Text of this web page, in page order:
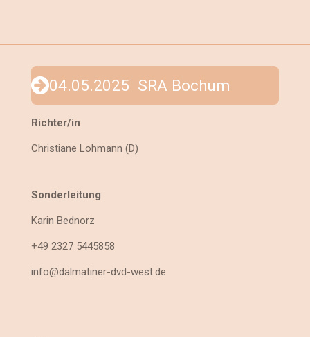
04.05.2025 SRA Bochum
Richter/in
Christiane Lohmann (D)
Sonderleitung
Karin Bednorz
+49 2327 5445858
info@dalmatiner-dvd-west.de